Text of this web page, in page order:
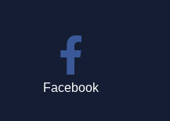
Facebook